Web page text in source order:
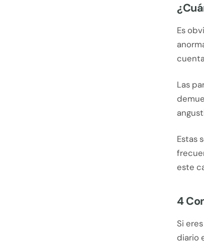
Es
Las
Estas
este
4
Si
diario